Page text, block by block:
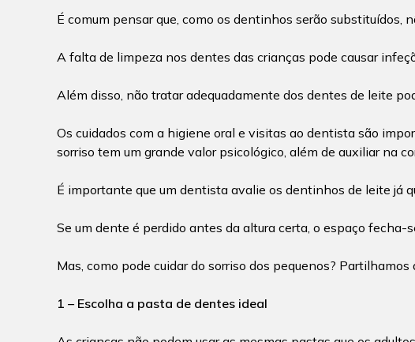
É comum pensar que, como os dentinhos serão substituídos,
A falta de limpeza nos dentes das crianças pode causar
Além disso, não tratar adequadamente dos dentes de leite
Os cuidados com a higiene oral e visitas ao dentista são
sorriso tem um grande valor psicológico, além de auxiliar na
É importante que um dentista avalie os dentinhos de leite já
Se um dente é perdido antes da altura certa, o espaço
Mas, como pode cuidar do sorriso dos pequenos? Partilhamos
1 – Escolha a pasta de dentes ideal